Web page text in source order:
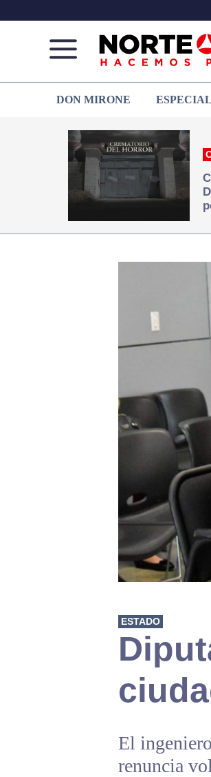
de
Juárez
que
hacemos periodismo
DON MIRONE
ESTADO
El
renuncia